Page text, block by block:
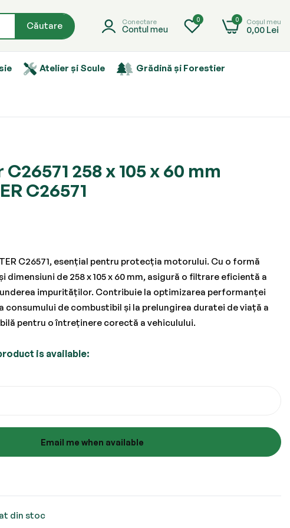
Căutare Conectare
Contul meu
0 0 Coșul meu
0,00 Lei
Atelier și Scule Grădină și Forestier
258 x 105 x 60 mm
C26571
C26571, esențial pentru protecția motorului. Cu o formă
dimensiuni de 258 x 105 x 60 mm, asigură o filtrare eficientă a
impurităților. Contribuie la optimizarea performanței
consumului de combustibil și la prelungirea duratei de viață a
pentru o întreținere corectă a vehiculului.
is available:
Email me when available
din stoc